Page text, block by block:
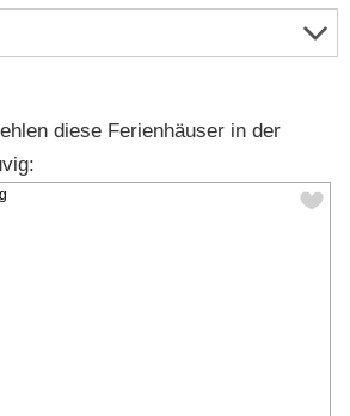
diese Ferienhäuser in der